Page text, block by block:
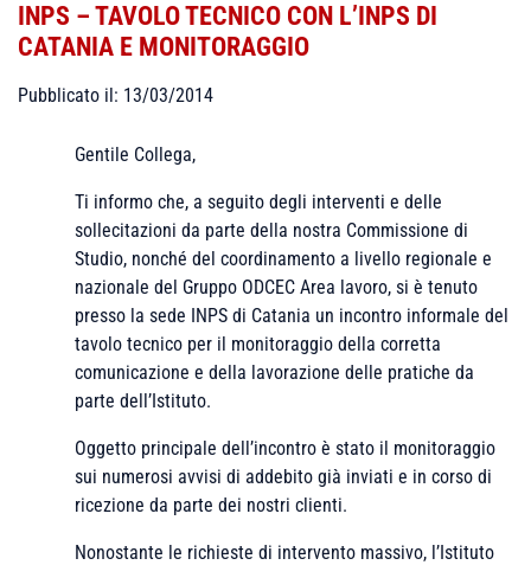
INPS – TAVOLO TECNICO CON L’INPS DI
CATANIA E MONITORAGGIO
Pubblicato il: 13/03/2014
Gentile Collega,
Ti informo che, a seguito degli interventi e delle
sollecitazioni da parte della nostra Commissione di
Studio, nonché del coordinamento a livello regionale e
nazionale del Gruppo ODCEC Area lavoro, si è tenuto
presso la sede INPS di Catania un incontro informale del
tavolo tecnico per il monitoraggio della corretta
comunicazione e della lavorazione delle pratiche da
parte dell’Istituto.
Oggetto principale dell’incontro è stato il monitoraggio
sui numerosi avvisi di addebito già inviati e in corso di
ricezione da parte dei nostri clienti.
Nonostante le richieste di intervento massivo, l’Istituto